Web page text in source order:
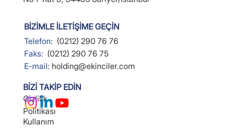
Gizlilik
Politikası
Kullanım
BİZİMLE İLETİŞİME GEÇİN
Telefon: (0212) 290 76 76
Faks: (0212) 290 76 75
E-mail: holding@ekinciler.com
BİZİ TAKİP EDİN